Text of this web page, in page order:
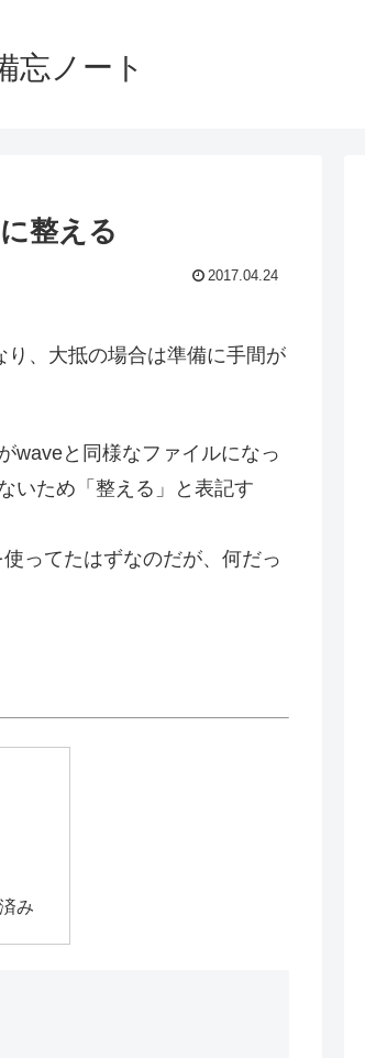
忘ノート
整える
2017.04.24
、大抵の場合は準備に手間が
waveと同様なファイルになっ
いため「整える」と表記す
ってたはずなのだが、何だっ
み